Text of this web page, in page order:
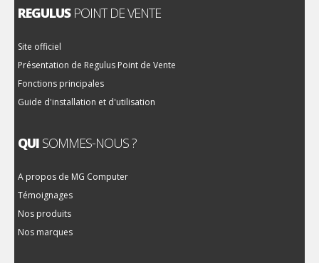
REGULUSPOINT DE VENTE
Site officiel
Présentation de Regulus Point de Vente
Fonctions principales
Guide d'installation et d'utilisation
QUI SOMMES-NOUS ?
A propos de MG Computer
Témoignages
Nos produits
Nos marques